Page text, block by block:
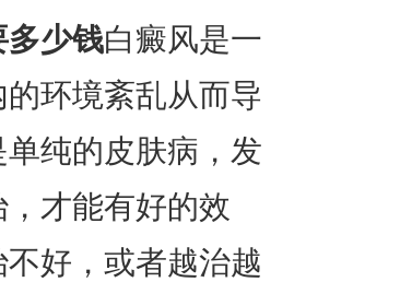
多少钱白癜风是一
环境紊乱从而导
纯的皮肤病，发
才能有好的效
好，或者越治越